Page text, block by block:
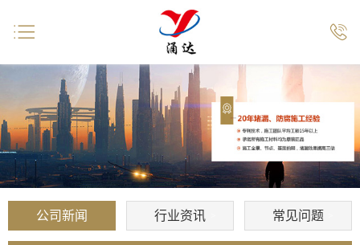
公司新闻 行业资讯 常见问题
 